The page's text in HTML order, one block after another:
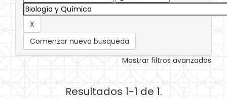
Comenzar nueva busqueda
Mostrar filtros avanzados
Resultados 1-1 de 1.